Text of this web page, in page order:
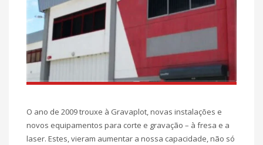
O ano de 2009 trouxe à Gravaplot, novas instalações e
novos equipamentos para corte e gravação – à fresa e a
laser. Estes, vieram aumentar a nossa capacidade, não só